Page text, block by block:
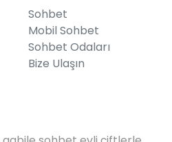
Sohbet
Mobil Sohbet
Sohbet Odaları
Bize Ulaşın